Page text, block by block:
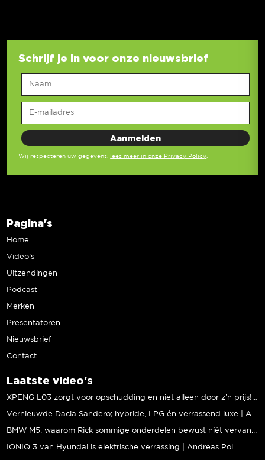
Schrijf je in voor onze nieuwsbrief
Wij respecteren uw gegevens, lees meer in onze Privacy Policy.
Pagina's
Home
Video’s
Uitzendingen
Podcast
Merken
Presentatoren
Nieuwsbrief
Contact
Laatste video's
XPENG L03 zorgt voor opschudding en niet alleen door z’n prijs! | Jeroen Mul
Vernieuwde Dacia Sandero; hybride, LPG én verrassend luxe | Andreas Pol
BMW M5: waarom Rick sommige onderdelen bewust níét vervangt | Stipt Polish Point
IONIQ 3 van Hyundai is elektrische verrassing | Andreas Pol